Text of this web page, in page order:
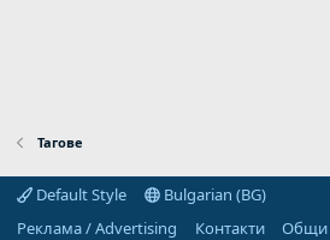
Тагове
Default Style
Bulgarian (BG)
Реклама / Advertising
Контакти
Общи